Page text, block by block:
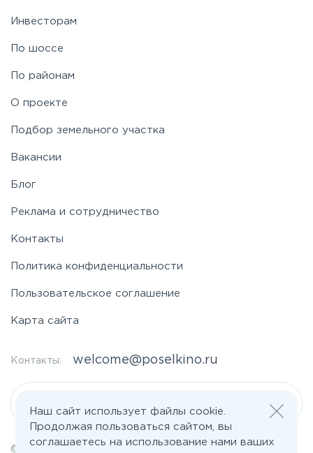
Инвесторам
По шоссе
По районам
О проекте
Подбор земельного участка
Вакансии
Блог
Реклама и сотрудничество
Контакты
Политика конфиденциальности
Пользовательское соглашение
Карта сайта
Контакты: welcome@poselkino.ru
© 2026 Все права защищены | poselkino.ru
Наш сайт использует файлы cookie.
Продолжая пользоваться сайтом, вы
соглашаетесь на использование нами ваших